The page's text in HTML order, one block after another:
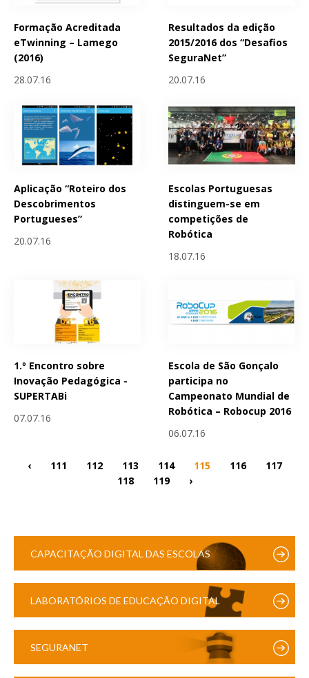
Formação Acreditada
eTwinning – Lamego
(2016)
28.07.16
Resultados da edição
2015/2016 dos “Desafios
SeguraNet”
20.07.16
Aplicação “Roteiro dos
Descobrimentos
Portugueses”
20.07.16
Escolas Portuguesas
distinguem-se em
competições de
Robótica
18.07.16
1.º Encontro sobre
Inovação Pedagógica -
SUPERTABi
07.07.16
Escola de São Gonçalo
participa no
Campeonato Mundial de
Robótica – Robocup 2016
06.07.16
‹ 111 112 113 114 115 116
117
118
119 ›
CAPACITAÇÃO DIGITAL DAS ESCOLAS
LABORATÓRIOS DE EDUCAÇÃO DIGITAL
SEGURANET